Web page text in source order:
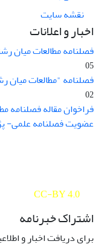
نقشه سایت
اخبار و اعلانات
فصلنامه مطالعات میان
05
فصلنامه "مطالعات میان
02
فراخوان مقاله فصلنامه
عضویت فصلنامه علمی-
CC-BY 4.0
اشتراک خبرنامه
برای دریافت اخبار و